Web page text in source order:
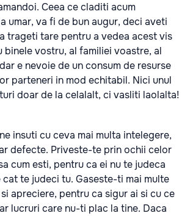
Ceea ce claditi acum
umar, va fi de bun augur, deci aveti
trageti tare pentru a vedea acest vis
binele vostru, al familiei voastre, al
e nevoie de un consum de resurse
parteneri in mod echitabil. Nici unul
doar de la celalalt, ci vasliti laolalta!
insuti cu ceva mai multa intelegere,
defecte. Priveste-te prin ochii celor
cum esti, pentru ca ei nu te judeca
te judeci tu. Gaseste-ti mai multe
apreciere, pentru ca sigur ai si cu ce
lucruri care nu-ti plac la tine. Daca